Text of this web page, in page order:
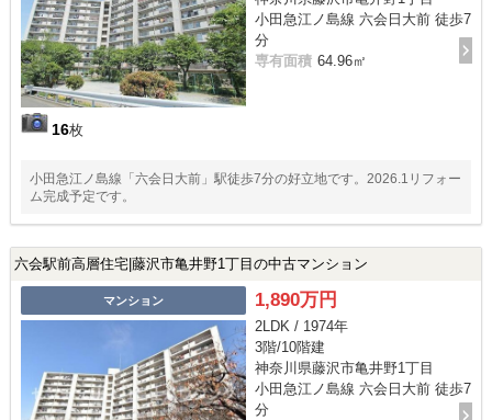
16枚
小田急江ノ島線 六会日大前 徒歩7
分
専有面積 64.96㎡
小田急江ノ島線「六会日大前」駅徒歩7分の好立地です。2026.1リフォー
ム完成予定です。
六会駅前高層住宅|藤沢市亀井野1丁目の中古マンション
マンション 1,890万円
2LDK / 1974年
3階/10階建
神奈川県藤沢市亀井野1丁目
小田急江ノ島線 六会日大前 徒歩7
分